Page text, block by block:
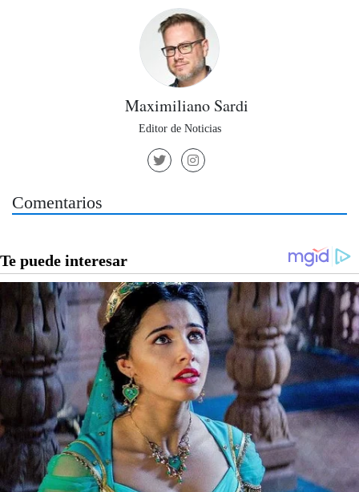
Maximiliano Sardi
Editor de Noticias
Comentarios